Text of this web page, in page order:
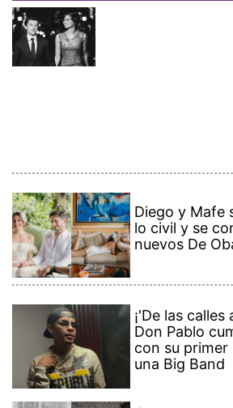
Diego y Mafe
lo civil y se
nuevos De
¡'De las calles
Don Pablo
con su
una Big Band